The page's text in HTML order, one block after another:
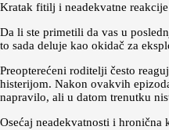
Kratak fitilj i neadekvatne
Da li ste primetili da vas u
to sada deluje kao okidač za
Preopterećeni roditelji često
histerijom. Nakon ovakvih
napravilo, ali u datom trenutku
Osećaj neadekvatnosti i hronična